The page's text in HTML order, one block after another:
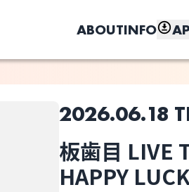
ABOUTINFO
板歯目 LIVE
TOUR 2026 ～な
選択
2026.06.18
板歯目 LIVE
HAPPY
このライブの取り置きは終了しました